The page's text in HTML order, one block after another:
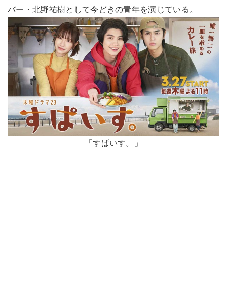
バー・北野祐樹として今どきの青年を演じている。
「すぱいす。」